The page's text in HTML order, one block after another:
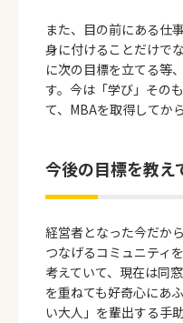
また、目の前にある仕
身に付けることだけで
に次の目標を立てる等
す。今は「学び」その
て、MBAを取得してか
今後の目標を教え
経営者となった今だか
つなげるコミュニティ
考えていて、現在は同
を重ねても好奇心にあ
い大人」を輩出する手